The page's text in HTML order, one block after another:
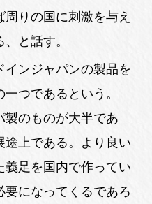
りの国に刺激を与え
と話す。
インジャパンの製品を
つであるという。
製のものが大半であ
途上である。より良い
義足を国内で作ってい
になってくるであろ